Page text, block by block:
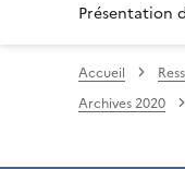
Présentation
Accueil
Archives 2020